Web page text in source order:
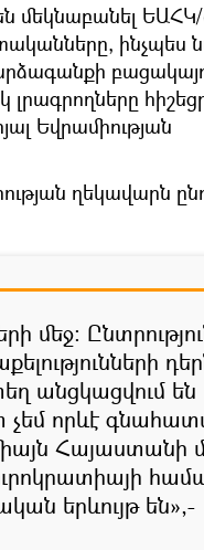
մեկնաբանել
ինչպես
Եվրամիության
ղեկավարն
մեջ։
անցկացվում են
չեմ որևէ
Հայաստանի
երևույթ են»,-